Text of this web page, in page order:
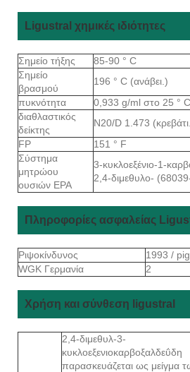
Ligustral χημικές ιδιότητες
Σημείο τήξης
85-90 ° C
Σημείο
βρασμού
196 ° C (ανάβει.)
πυκνότητα
0,933 g/ml στο 25 °
διαθλαστικός
δείκτης
N20/D 1.473
FP
151 ° F
Σύστημα
μητρώου
ουσιών EPA
3-κυκλοεξένιο-1-
2,4-διμεθυλο-
Πληροφορίες ασφαλείας
Ριψοκίνδυνος
1993 /
WGK Γερμανία
2
Χρήση και σύνθεση ligustral
2,4-διμεθυλ-3-
κυκλοεξενιοκαρβοξαλδεΰδη
παρασκευάζεται ως μείγμα